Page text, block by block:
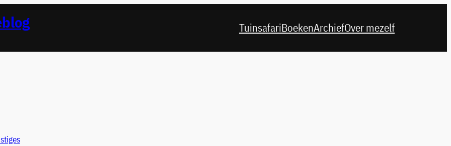
TuinsafariBoekenArchiefOver mezelf